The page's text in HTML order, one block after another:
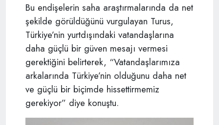
Bu endişelerin saha araştırmalarında da net
şekilde görüldüğünü vurgulayan Turus,
Türkiye’nin yurtdışındaki vatandaşlarına
daha güçlü bir güven mesajı vermesi
gerektiğini belirterek, “Vatandaşlarımıza
arkalarında Türkiye’nin olduğunu daha net
ve güçlü bir biçimde hissettirmemiz
gerekiyor” diye konuştu.